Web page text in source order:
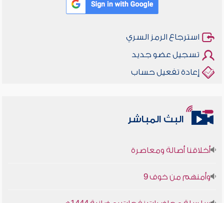
استرجاع الرمز السري
تسجيل عضو جديد
إعادة تفعيل حساب
البث المباشر